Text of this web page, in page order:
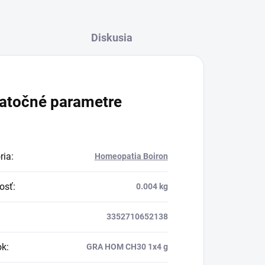
Diskusia
parametre
: Homeopatia Boiron
: 0.004 kg
3352710652138
: GRA HOM CH30 1x4 g